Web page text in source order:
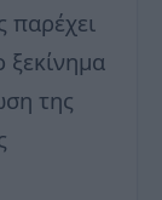
ξεκίνημα
της